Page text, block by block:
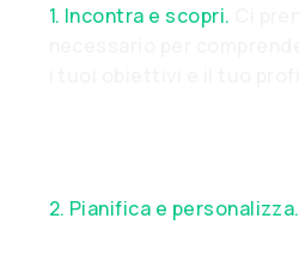
1. Incontra e scopri.
2. Pianifica e personalizza.